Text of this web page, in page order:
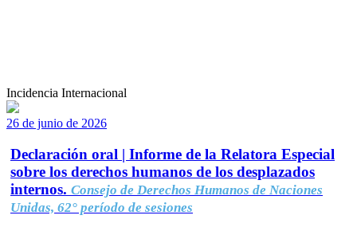
Incidencia Internacional
26 de junio de 2026
Declaración oral | Informe de la Relatora Especial
sobre los derechos humanos de los desplazados
internos. Consejo de Derechos Humanos de Naciones
Unidas, 62° período de sesiones